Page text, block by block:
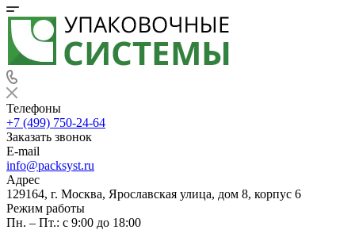
Телефоны
+7 (499) 750-24-64
Заказать звонок
E-mail
info@packsyst.ru
Адрес
129164, г. Москва, Ярославская улица, дом 8, корпус 6
Режим работы
Пн. – Пт.: с 9:00 до 18:00